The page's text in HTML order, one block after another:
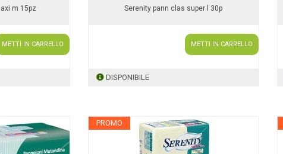
m 15pz
METTI IN CARRELLO
Serenity pann clas super l 30p
METTI IN CARRELLO
DISPONIBILE
PROMO